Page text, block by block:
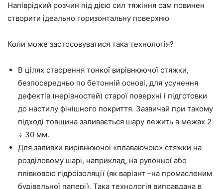
Напіврідкий розчин під дією сил тяжіння сам повинен
створити ідеально горизонтальну поверхню
Коли може застосовуватися така технологія?
В цілях створення тонкої вирівнюючої стяжки,
безпосередньо по бетонній основі, для усунення
дефектів (нерівностей) старої поверхні і підготовки
до настилу фінішного покриття. Зазвичай при такому
підході товщина заливається шару лежить в межах 2
÷ 30 мм.
Для заливки вирівнюючої «плаваючою» стяжки на
розділовому шарі, наприклад, на рулонної або
плівковою гідроізоляції (як варіант –на промасленим
будівельної папері). Така технологія виправдана в